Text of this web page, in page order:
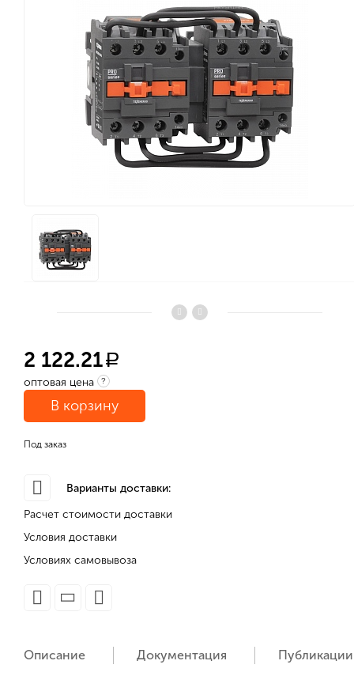
2 122.21 a
оптовая цена ?
В корзину
Под заказ
Варианты доставки:
Расчет стоимости доставки
Условия доставки
Условиях самовывоза
Описание Документация Публикации